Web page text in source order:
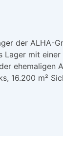
der ALHA-
Lager mit
ehemaligen
16.200 m²